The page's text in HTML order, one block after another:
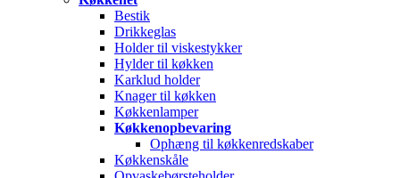
Bestik
Drikkeglas
Holder til viskestykker
Hylder til køkken
Karklud holder
Knager til køkken
Køkkenlamper
Køkkenopbevaring
Ophæng til køkkenredskaber
Køkkenskåle